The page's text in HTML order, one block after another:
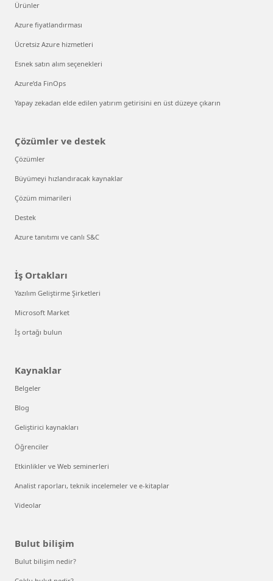
Ürünler
Azure fiyatlandırması
Ücretsiz Azure hizmetleri
Esnek satın alım seçenekleri
Azure’da FinOps
Yapay zekadan elde edilen yatırım getirisini en üst düzeye çıkarın
Çözümler ve destek
Çözümler
Büyümeyi hızlandıracak kaynaklar
Çözüm mimarileri
Destek
Azure tanıtımı ve canlı S&C
İş Ortakları
Yazılım Geliştirme Şirketleri
Microsoft Market
İş ortağı bulun
Kaynaklar
Belgeler
Blog
Geliştirici kaynakları
Öğrenciler
Etkinlikler ve Web seminerleri
Analist raporları, teknik incelemeler ve e-kitaplar
Videolar
Bulut bilişim
Bulut bilişim nedir?